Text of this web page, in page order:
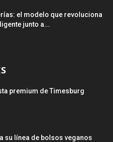
el modelo que revoluciona
junto a...
premium de Timesburg
su línea de bolsos veganos